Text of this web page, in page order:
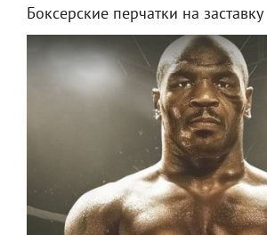
Боксерские перчатки на заставку